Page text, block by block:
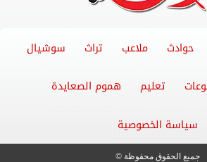
حوادث ملاعب تراث سوشيال
تعليم هموم الصعايدة
سياسة الخصوصية
جميع الحقوق محفوظة ©